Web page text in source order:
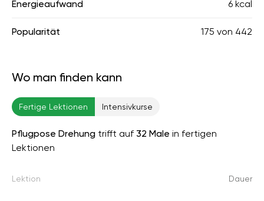
Energieaufwand 6 kcal
Popularität 175 von 442
Wo man finden kann
Fertige Lektionen Intensivkurse
Pflugpose Drehung trifft auf 32 Male in fertigen
Lektionen
Lektion Dauer